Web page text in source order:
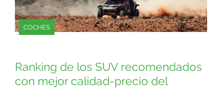
COCHES
Ranking de los SUV recomendados
con mejor calidad-precio del